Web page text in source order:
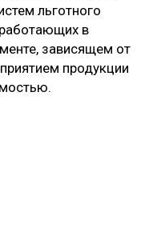
льготного
в
зависящем от
продукции